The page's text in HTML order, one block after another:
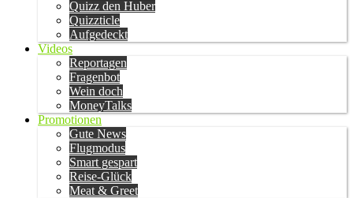
Quizz den Huber
Quizzticle
Aufgedeckt
Videos
Reportagen
Fragenbot
Wein doch
MoneyTalks
Promotionen
Gute News
Flugmodus
Smart gespart
Reise-Glück
Meat & Greet